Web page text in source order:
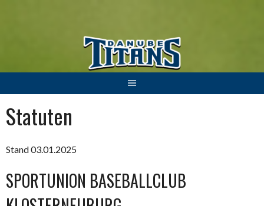
Statuten
Stand 03.01.2025
SPORTUNION BASEBALLCLUB